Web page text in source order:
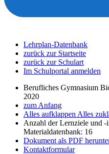
Lehrplan-Datenbank
zurück zur Startseite
zurück zur Schulart
Im Schulportal anmelden
Berufliches Gymnasium
2020
zum Anfang
Alles aufklappen Alles
Anzahl der Lernziele und
Materialdatenbank: 16
Dokument als PDF
Kontaktformular